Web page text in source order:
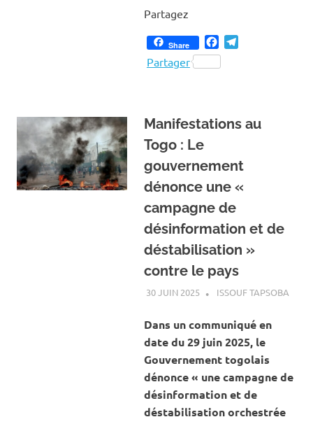
Partagez
Share Facebook
Partager
Manifestations au
Togo : Le
gouvernement
dénonce une «
campagne de
désinformation et de
déstabilisation »
contre le pays
30 JUIN 2025 ISSOUF TAPSOBA
Dans un communiqué en
date du 29 juin 2025, le
Gouvernement togolais
dénonce « une campagne de
désinformation et de
déstabilisation orchestrée